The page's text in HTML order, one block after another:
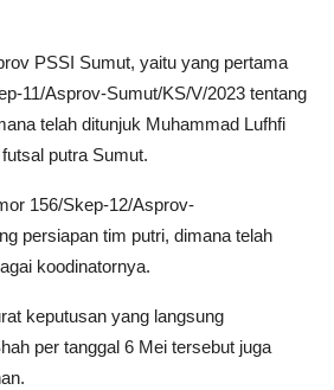
PSSI Sumut, yaitu yang pertama
11/Asprov-Sumut/KS/V/2023 tentang
telah ditunjuk Muhammad Lufhfi
putra Sumut.
156/Skep-12/Asprov-
persiapan tim putri, dimana telah
koodinatornya.
keputusan yang langsung
per tanggal 6 Mei tersebut juga